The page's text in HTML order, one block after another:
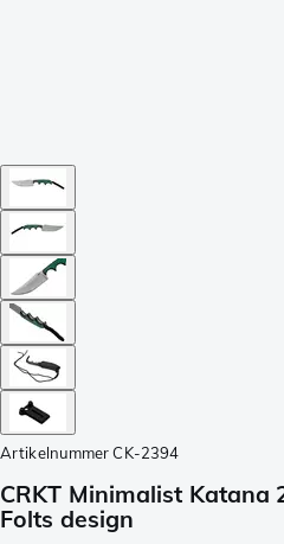
Artikelnummer CK-2394
CRKT Minimalist Katana
Folts design